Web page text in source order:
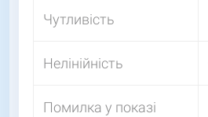
Чутливість
Нелінійність
Помилка у показі